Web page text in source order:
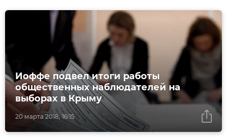
20 марта 2018, 16:15
Иоффе подвел итоги работы
общественных наблюдателей на
выборах в Крыму